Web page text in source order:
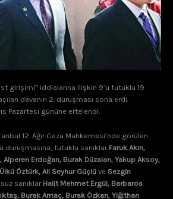
girişimi” iddialarına ilişkin 9’u tutuklu 19
davanın 2. duruşması sona erdi.
Pazartesi gününe ertelendi.
12. Ağır Ceza Mahkemesi’nde görülen
duruşmasına, tutuklu sanıklar Faruk Akın,
Alperen Erdoğan, Burak Düzalan, Yakup Aksoy,
Öztürk, Ali Seyhur Güçlü ve Sezgin
sanıklarHalit Mehmet Ergül, Barbaros
Burak Amaç, Burak Özkan, Yiğithan